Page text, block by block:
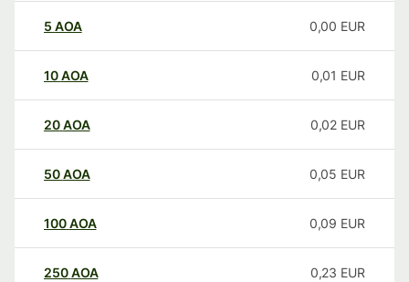
5 AOA 0,00 EUR
10AOA 0,01 EUR
20AOA 0,02 EUR
50AOA 0,05 EUR
100AOA 0,09 EUR
250AOA 0,23 EUR